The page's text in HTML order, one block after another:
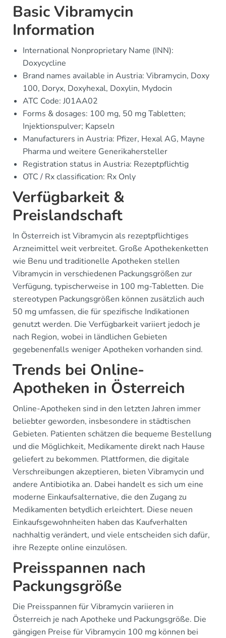
Basic Vibramycin
Information
International Nonproprietary Name (INN):
Doxycycline
Brand names available in Austria: Vibramycin, Doxy
100, Doryx, Doxyhexal, Doxylin, Mydocin
ATC Code: J01AA02
Forms & dosages: 100 mg, 50 mg Tabletten;
Injektionspulver; Kapseln
Manufacturers in Austria: Pfizer, Hexal AG, Mayne
Pharma und weitere Generikahersteller
Registration status in Austria: Rezeptpflichtig
OTC / Rx classification: Rx Only
Verfügbarkeit &
Preislandschaft
In Österreich ist Vibramycin als rezeptpflichtiges
Arzneimittel weit verbreitet. Große Apothekenketten
wie Benu und traditionelle Apotheken stellen
Vibramycin in verschiedenen Packungsgrößen zur
Verfügung, typischerweise in 100 mg-Tabletten. Die
stereotypen Packungsgrößen können zusätzlich auch
50 mg umfassen, die für spezifische Indikationen
genutzt werden. Die Verfügbarkeit variiert jedoch je
nach Region, wobei in ländlichen Gebieten
gegebenenfalls weniger Apotheken vorhanden sind.
Trends bei Online-
Apotheken in Österreich
Online-Apotheken sind in den letzten Jahren immer
beliebter geworden, insbesondere in städtischen
Gebieten. Patienten schätzen die bequeme Bestellung
und die Möglichkeit, Medikamente direkt nach Hause
geliefert zu bekommen. Plattformen, die digitale
Verschreibungen akzeptieren, bieten Vibramycin und
andere Antibiotika an. Dabei handelt es sich um eine
moderne Einkaufsalternative, die den Zugang zu
Medikamenten betydlich erleichtert. Diese neuen
Einkaufsgewohnheiten haben das Kaufverhalten
nachhaltig verändert, und viele entscheiden sich dafür,
ihre Rezepte online einzulösen.
Preisspannen nach
Packungsgröße
Die Preisspannen für Vibramycin variieren in
Österreich je nach Apotheke und Packungsgröße. Die
gängigen Preise für Vibramycin 100 mg können bei